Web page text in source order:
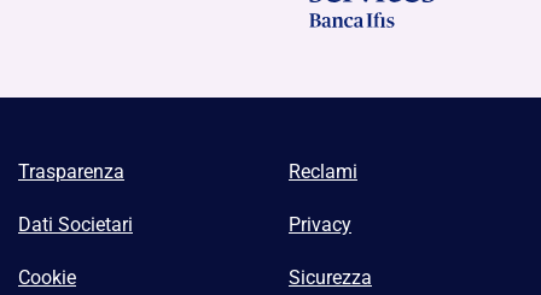
Trasparenza Reclami
Dati Societari Privacy
Cookie Sicurezza